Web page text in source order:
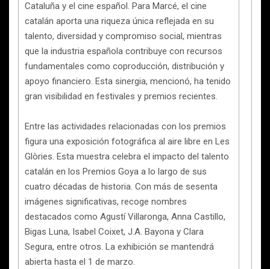
Cataluña y el cine español. Para Marcé, el cine
catalán aporta una riqueza única reflejada en su
talento, diversidad y compromiso social, mientras
que la industria española contribuye con recursos
fundamentales como coproducción, distribución y
apoyo financiero. Esta sinergia, mencionó, ha tenido
gran visibilidad en festivales y premios recientes.
Entre las actividades relacionadas con los premios
figura una exposición fotográfica al aire libre en Les
Glòries. Esta muestra celebra el impacto del talento
catalán en los Premios Goya a lo largo de sus
cuatro décadas de historia. Con más de sesenta
imágenes significativas, recoge nombres
destacados como Agustí Villaronga, Anna Castillo,
Bigas Luna, Isabel Coixet, J.A. Bayona y Clara
Segura, entre otros. La exhibición se mantendrá
abierta hasta el 1 de marzo.